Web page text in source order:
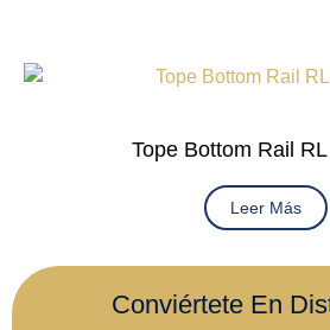
Tope Bottom Rail
Leer Más
Conviértete En